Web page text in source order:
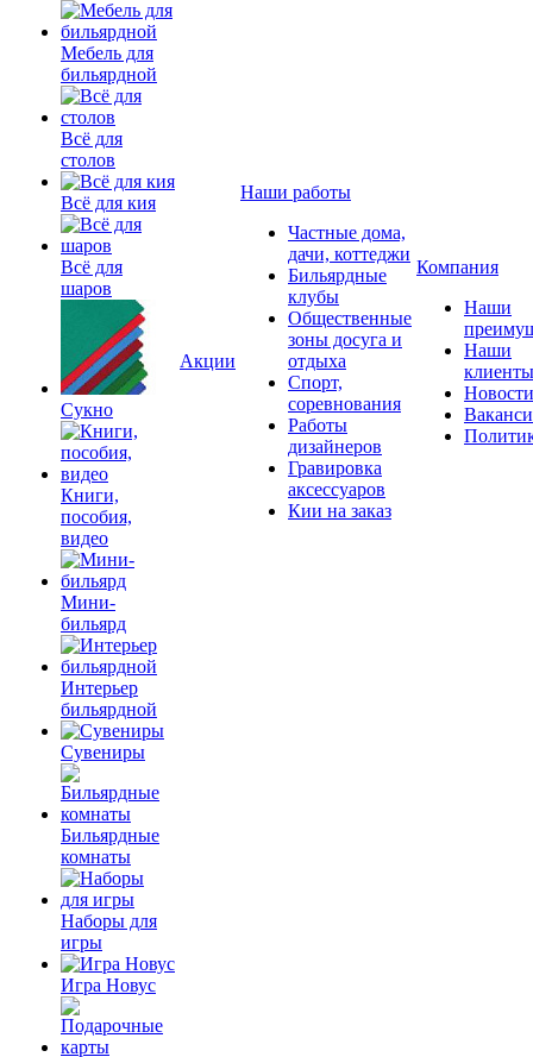
Мебель для
бильярдной
Всё для
столов
Всё для кия
Всё для
шаров
Сукно
Книги,
пособия,
видео
Мини-
бильярд
Интерьер
бильярдной
Сувениры
Бильярдные
комнаты
Наборы для
игры
Игра Новус
Акции
Наши работы
Частные дома,
дачи, коттеджи
Бильярдные
клубы
Общественные
зоны досуга и
отдыха
Спорт,
соревнования
Работы
дизайнеров
Гравировка
аксессуаров
Кии на заказ
Компания
Наши
Наши
клиенты
Новости